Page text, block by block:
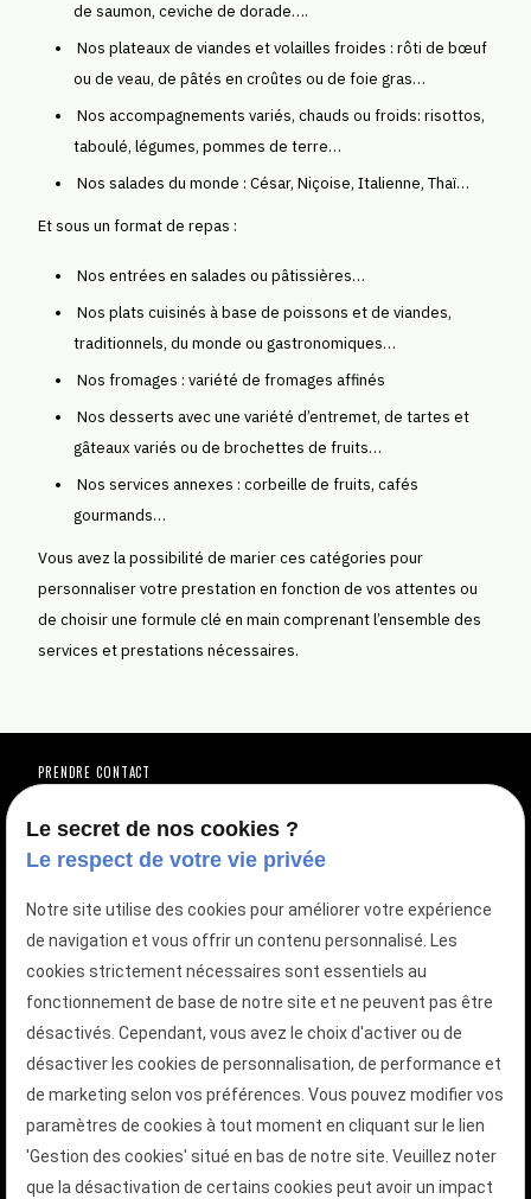
de saumon, ceviche de dorade….
Nos plateaux de viandes et volailles froides : rôti de bœuf
ou de veau, de pâtés en croûtes ou de foie gras…
Nos accompagnements variés, chauds ou froids: risottos,
taboulé, légumes, pommes de terre…
Nos salades du monde : César, Niçoise, Italienne, Thaï…
Et sous un format de repas :
Nos entrées en salades ou pâtissières…
Nos plats cuisinés à base de poissons et de viandes,
traditionnels, du monde ou gastronomiques…
Nos fromages : variété de fromages affinés
Nos desserts avec une variété d’entremet, de tartes et
gâteaux variés ou de brochettes de fruits…
Nos services annexes : corbeille de fruits, cafés
gourmands…
Vous avez la possibilité de marier ces catégories pour
personnaliser votre prestation en fonction de vos attentes ou
de choisir une formule clé en main comprenant l’ensemble des
services et prestations nécessaires.
PRENDRE CONTACT
Vous êtes intéressé(e) par une de nos
prestations ?
TÉLÉPHONEZ AU
01 88 24 23 12
Votre devis en quelques clics
Le secret de nos cookies ?
Le respect de votre vie privée
Notre site utilise des cookies pour améliorer votre expérience
de navigation et vous offrir un contenu personnalisé. Les
cookies strictement nécessaires sont essentiels au
fonctionnement de base de notre site et ne peuvent pas être
désactivés. Cependant, vous avez le choix d'activer ou de
désactiver les cookies de personnalisation, de performance et
de marketing selon vos préférences. Vous pouvez modifier vos
paramètres de cookies à tout moment en cliquant sur le lien
'Gestion des cookies' situé en bas de notre site. Veuillez noter
que la désactivation de certains cookies peut avoir un impact